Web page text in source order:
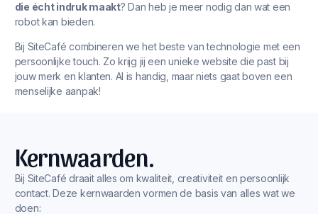
die écht indruk maakt? Dan heb je meer nodig dan wat een
robot kan bieden.
Bij SiteCafé combineren we het beste van technologie met een
persoonlijke touch. Zo krijg jij een unieke website die past bij
jouw merk en klanten. AI is handig, maar niets gaat boven een
menselijke aanpak!
Kernwaarden.
Bij SiteCafé draait alles om kwaliteit, creativiteit en persoonlijk
contact. Deze kernwaarden vormen de basis van alles wat we
doen: